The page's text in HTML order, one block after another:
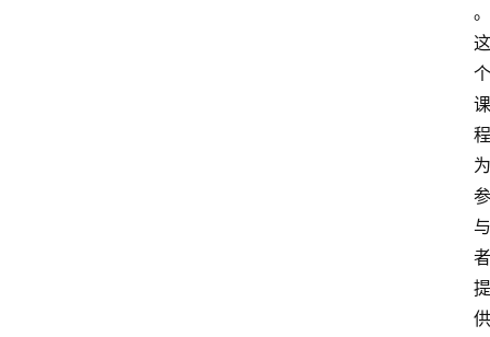
。
这
个
课
程
为
参
与
者
提
供